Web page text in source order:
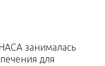
занималась
для